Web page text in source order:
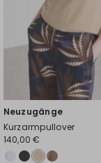
Neuzugänge
Kurzarmpullover
140,00 €